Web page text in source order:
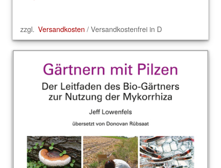
zzgl. Versandkosten / Versandkostenfrei in D